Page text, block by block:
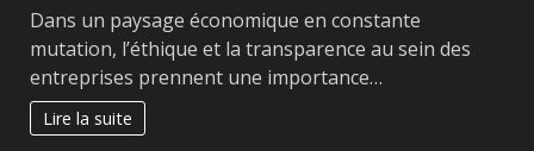
Dans un paysage économique en constante
mutation, l’éthique et la transparence au sein des
entreprises prennent une importance…
Lire la suite